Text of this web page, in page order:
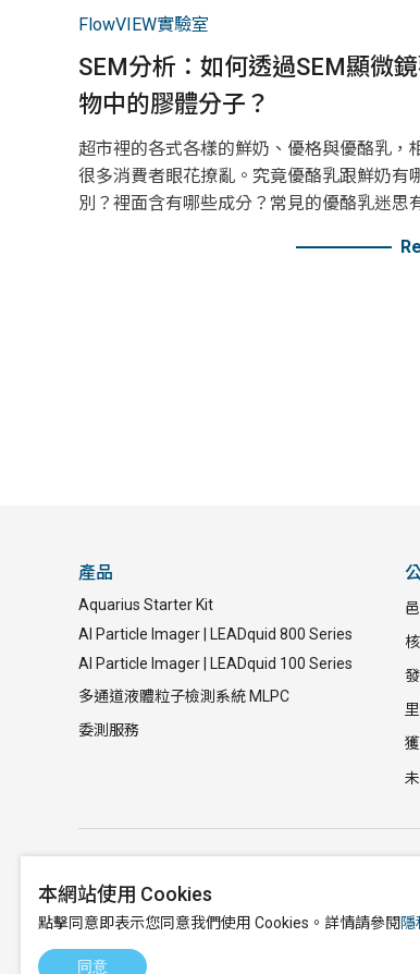
FlowVIEW實驗室
SEM分析：如何透過SEM顯微
物中的膠體分子？
超市裡的各式各樣的鮮奶、優格與優酪乳，
很多消費者眼花撩亂。究竟優酪乳跟鮮奶有
別？裡面含有哪些成分？常見的優酪乳迷思
產品
Aquarius Starter Kit
AI Particle Imager | LEADquid 800 Series
AI Particle Imager | LEADquid 100 Series
多通道液體粒子檢測系統 MLPC
委測服務
本網站使用 Cookies
點擊同意即表示您同意我們使用 Cookies。詳情請參閱
同意